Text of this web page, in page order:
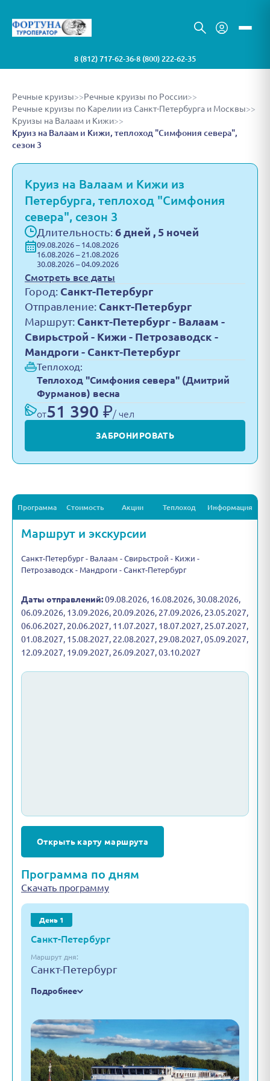
8 (812) 717-62-36•8 (800) 222-62-35
Речные круизы>>Речные круизы по России>>
Речные круизы по Карелии из Санкт-Петербурга и Москвы>>
Круизы на Валаам и Кижи>>
Круиз на Валаам и Кижи, теплоход "Симфония севера",
сезон 3
Круиз на Валаам и Кижи из
Петербурга, теплоход "Симфония
севера", сезон 3
Длительность: 6 дней , 5 ночей
09.08.2026 – 14.08.2026
16.08.2026 – 21.08.2026
30.08.2026 – 04.09.2026
Смотреть все даты
Город: Санкт-Петербург
Отправление: Санкт-Петербург
Маршрут: Санкт-Петербург - Валаам -
Свирьстрой - Кижи - Петрозаводск -
Мандроги - Санкт-Петербург
Теплоход:
Теплоход "Симфония севера" (Дмитрий
Фурманов) весна
от51 390 ₽/ чел
ЗАБРОНИРОВАТЬ
Программа Стоимость Акции Теплоход Информация
Маршрут и экскурсии
Санкт-Петербург - Валаам - Свирьстрой - Кижи -
Петрозаводск - Мандроги - Санкт-Петербург
Даты отправлений:09.08.2026, 16.08.2026, 30.08.2026,
06.09.2026, 13.09.2026, 20.09.2026, 27.09.2026, 23.05.2027,
06.06.2027, 20.06.2027, 11.07.2027, 18.07.2027, 25.07.2027,
01.08.2027, 15.08.2027, 22.08.2027, 29.08.2027, 05.09.2027,
12.09.2027, 19.09.2027, 26.09.2027, 03.10.2027
Открыть карту маршрута
Программа по дням
Скачать программу
День 1
Санкт-Петербург
Маршрут дня:
Санкт-Петербург
Подробнее